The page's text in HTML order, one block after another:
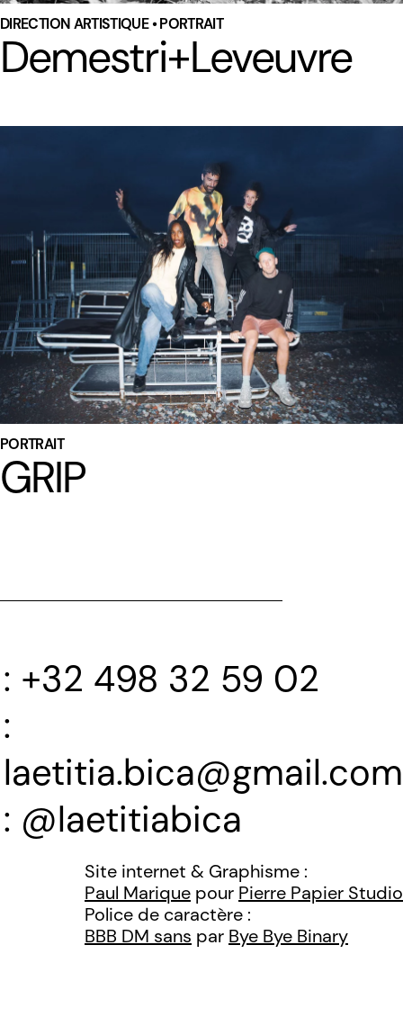
DIRECTION ARTISTIQUE • PORTRAIT
Demestri+Leveuvre
PORTRAIT
GRIP
+32 498 32 59 02
laetitia.bica@gmail.com
@laetitiabica
Site internet & Graphisme :
Paul Marique pour Pierre Papier Studio
Police de caractère :
BBB DM sans par Bye Bye Binary